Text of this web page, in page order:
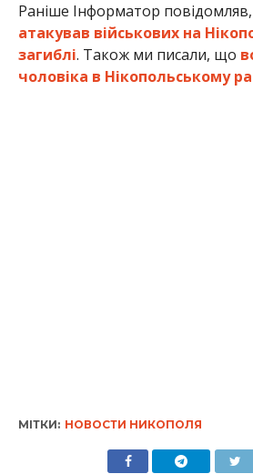
Раніше Інформатор
атакував військових на
загиблі. Також ми писали, що
чоловіка в Нікопольському
МІТКИ: НОВОСТИ НИКОПОЛЯ